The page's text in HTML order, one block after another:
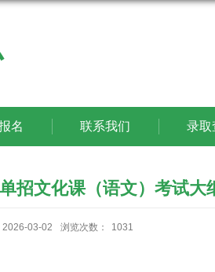
名 联系我们 录取
招文化课（语文）考试大
2026-03-02 浏览次数： 1031